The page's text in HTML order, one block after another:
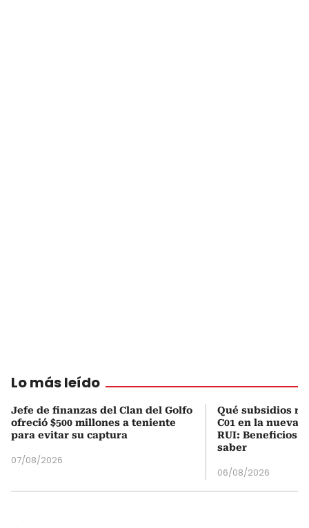
Lo más leído
Jefe de finanzas del Clan del Golfo
ofreció $500 millones a teniente
para evitar su captura
07/08/2026
Qué subsidios
C01 en la nueva
RUI: Beneficios
saber
06/08/2026